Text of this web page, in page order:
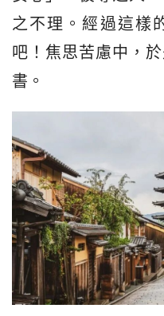
之不理。經過這樣
吧！焦思苦慮中，
書。